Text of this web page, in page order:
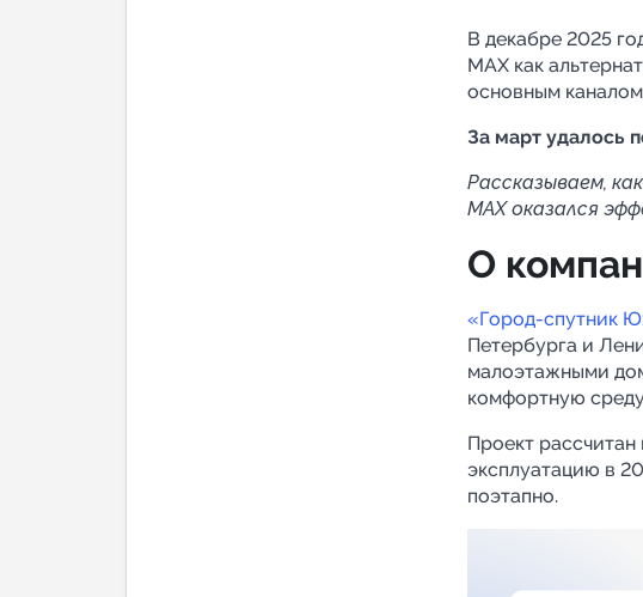
Аналитика
В декабре 2025
MAX как
основным
За март удалось
Рассказываем,
MAX оказался
О
«Город-спутник
Петербурга и
малоэтажными
комфортную
Проект
эксплуатацию в
поэтапно.